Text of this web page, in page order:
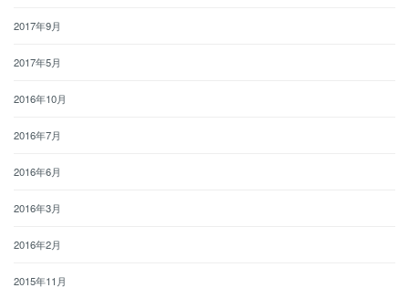
2017年9月
2017年5月
2016年10月
2016年7月
2016年6月
2016年3月
2016年2月
2015年11月